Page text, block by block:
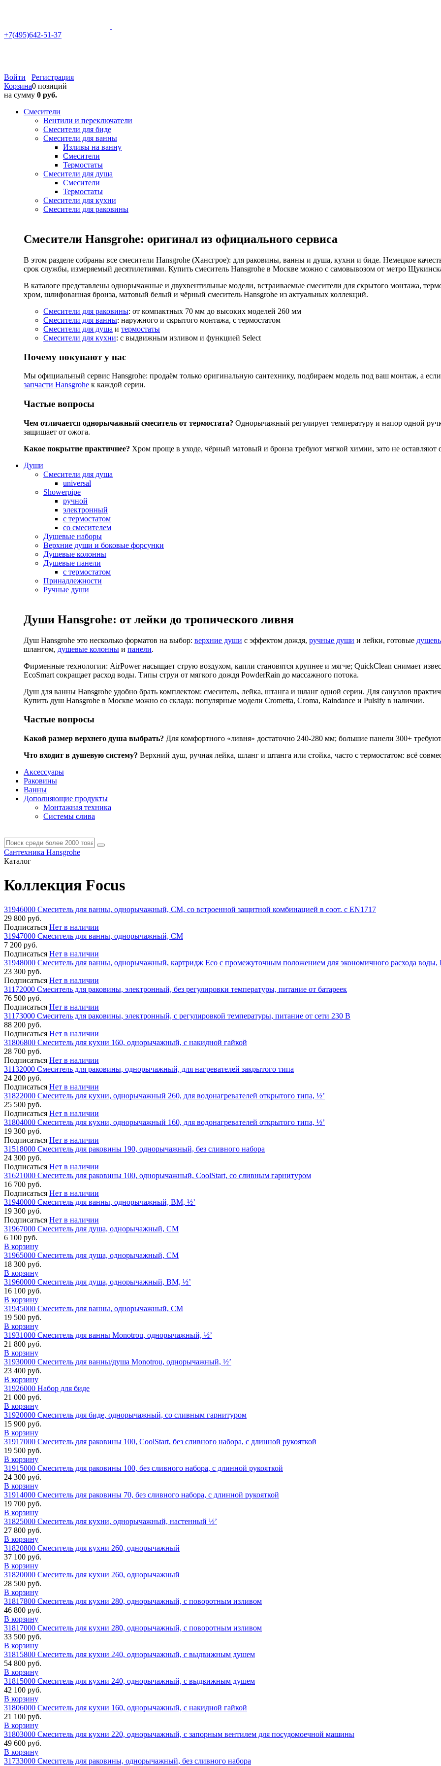
+7(495)642-51-37
Войти
Регистрация
Корзина0 позиций
на сумму 0 руб.
Смесители
Вентили и переключатели
Смесители для биде
Смесители для ванны
Изливы на ванну
Смесители
Термостаты
Смесители для душа
Смесители
Термостаты
Смесители для кухни
Смесители для раковины
Смесители Hansgrohe: оригинал из официального сервиса
В этом разделе собраны все смесители Hansgrohe (Хансгрое): для раковины, ванны и душа, кухни и биде. Немецкое
срок службы, измеряемый десятилетиями. Купить смеситель Hansgrohe в Москве можно с самовывозом от метро
В каталоге представлены однорычажные и двухвентильные модели, встраиваемые смесители для скрытого монтажа,
хром, шлифованная бронза, матовый белый и чёрный смеситель Hansgrohe из актуальных коллекций.
Смесители для раковины: от компактных 70 мм до высоких моделей 260 мм
Смесители для ванны: наружного и скрытого монтажа, с термостатом
Смесители для душа и термостаты
Смесители для кухни: с выдвижным изливом и функцией Select
Почему покупают у нас
Мы официальный сервис Hansgrohe: продаём только оригинальную сантехнику, подбираем модель под ваш монтаж, а
запчасти Hansgrohe к каждой серии.
Частые вопросы
Чем отличается однорычажный смеситель от термостата? Однорычажный регулирует температуру и напор одной
защищает от ожога.
Какое покрытие практичнее? Хром проще в уходе, чёрный матовый и бронза требуют мягкой химии, зато не оставляют
Души
Смесители для душа
universal
Showerpipe
ручной
электронный
с термостатом
со смесителем
Душевые наборы
Верхние души и боковые форсунки
Душевые колонны
Душевые панели
с термостатом
Принадлежности
Ручные души
Души Hansgrohe: от лейки до тропического ливня
Душ Hansgrohe это несколько форматов на выбор: верхние души с эффектом дождя, ручные души и лейки, готовые
шлангом, душевые колонны и панели.
Фирменные технологии: AirPower насыщает струю воздухом, капли становятся крупнее и мягче; QuickClean снимает
EcoSmart сокращает расход воды. Типы струи от мягкого дождя PowderRain до массажного потока.
Душ для ванны Hansgrohe удобно брать комплектом: смеситель, лейка, штанга и шланг одной серии. Для санузлов
Купить душ Hansgrohe в Москве можно со склада: популярные модели Crometta, Croma, Raindance и Pulsify в наличии.
Частые вопросы
Какой размер верхнего душа выбрать? Для комфортного «ливня» достаточно 240-280 мм; большие панели 300+
Что входит в душевую систему? Верхний душ, ручная лейка, шланг и штанга или стойка, часто с термостатом: всё
Аксессуары
Раковины
Ванны
Дополняющие продукты
Монтажная техника
Системы слива
Сантехника Hansgrohe
Каталог
Коллекция Focus
31946000 Смеситель для ванны, однорычажный, СМ, со встроенной защитной комбинацией в соот. с EN1717
29 800 руб.
Подписаться Нет в наличии
31947000 Смеситель для ванны, однорычажный, СМ
7 200 руб.
Подписаться Нет в наличии
31948000 Смеситель для ванны, однорычажный, картридж Eco с промежуточным положением для экономичного расхода
23 300 руб.
Подписаться Нет в наличии
31172000 Смеситель для раковины, электронный, без регулировки температуры, питание от батареек
76 500 руб.
Подписаться Нет в наличии
31173000 Смеситель для раковины, электронный, с регулировкой температуры, питание от сети 230 В
88 200 руб.
Подписаться Нет в наличии
31806800 Смеситель для кухни 160, однорычажный, с накидной гайкой
28 700 руб.
Подписаться Нет в наличии
31132000 Смеситель для раковины, однорычажный, для нагревателей закрытого типа
24 200 руб.
Подписаться Нет в наличии
31822000 Смеситель для кухни, однорычажный 260, для водонагревателей открытого типа, ½’
25 500 руб.
Подписаться Нет в наличии
31804000 Смеситель для кухни, однорычажный 160, для водонагревателей открытого типа, ½’
19 300 руб.
Подписаться Нет в наличии
31518000 Смеситель для раковины 190, однорычажный, без сливного набора
24 300 руб.
Подписаться Нет в наличии
31621000 Смеситель для раковины 100, однорычажный, CoolStart, со сливным гарнитуром
16 700 руб.
Подписаться Нет в наличии
31940000 Смеситель для ванны, однорычажный, ВМ, ½’
19 300 руб.
Подписаться Нет в наличии
31967000 Смеситель для душа, однорычажный, СМ
6 100 руб.
В корзину
31965000 Смеситель для душа, однорычажный, СМ
18 300 руб.
В корзину
31960000 Смеситель для душа, однорычажный, ВМ, ½’
16 100 руб.
В корзину
31945000 Смеситель для ванны, однорычажный, СМ
19 500 руб.
В корзину
31931000 Смеситель для ванны Monotrou, однорычажный, ½’
21 800 руб.
В корзину
31930000 Cмеситель для ванны/душа Monotrou, однорычажный, ½’
23 400 руб.
В корзину
31926000 Набор для биде
21 000 руб.
В корзину
31920000 Смеситель для биде, однорычажный, со сливным гарнитуром
15 900 руб.
В корзину
31917000 Смеситель для раковины 100, CoolStart, без сливного набора, с длинной рукояткой
19 500 руб.
В корзину
31915000 Смеситель для раковины 100, без сливного набора, с длинной рукояткой
24 300 руб.
В корзину
31914000 Смеситель для раковины 70, без сливного набора, с длинной рукояткой
19 700 руб.
В корзину
31825000 Смеситель для кухни, однорычажный, настенный ½’
27 800 руб.
В корзину
31820800 Смеситель для кухни 260, однорычажный
37 100 руб.
В корзину
31820000 Смеситель для кухни 260, однорычажный
28 500 руб.
В корзину
31817800 Смеситель для кухни 280, однорычажный, с поворотным изливом
46 800 руб.
В корзину
31817000 Смеситель для кухни 280, однорычажный, с поворотным изливом
33 500 руб.
В корзину
31815800 Смеситель для кухни 240, однорычажный, с выдвижным душем
54 800 руб.
В корзину
31815000 Смеситель для кухни 240, однорычажный, с выдвижным душем
42 100 руб.
В корзину
31806000 Смеситель для кухни 160, однорычажный, с накидной гайкой
21 100 руб.
В корзину
31803000 Смеситель для кухни 220, однорычажный, с запорным вентилем для посудомоечной машины
49 600 руб.
В корзину
31733000 Смеситель для раковины, однорычажный, без сливного набора